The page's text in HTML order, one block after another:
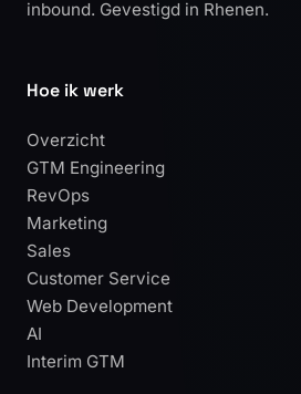
inbound. Gevestigd in Rhenen.
Hoe ik werk
Overzicht
GTM Engineering
RevOps
Marketing
Sales
Customer Service
Web Development
AI
Interim GTM